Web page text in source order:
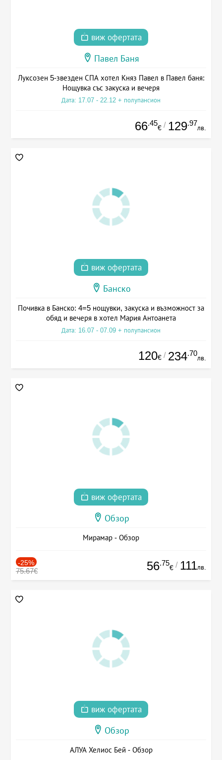
виж офертата
Павел Баня
Луксозен 5-звезден СПА хотел Княз Павел в Павел баня:
Нощувка със закуска и вечеря
Дата: 17.07 - 22.12 + полупансион
66.45
€ / 129.97
лв.
виж офертата
Банско
Почивка в Банско: 4=5 нощувки, закуска и възможност за
обяд и вечеря в хотел Мария Антоанета
Дата: 16.07 - 07.09 + полупансион
120€ / 234.70
лв.
виж офертата
Обзор
Мирамар - Обзор
-25%
75.67€ 56.75
€ / 111лв.
виж офертата
Обзор
АЛУА Хелиос Бей - Обзор